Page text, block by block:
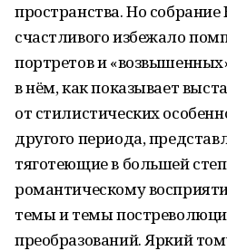
пространства. Но собрание
счастливого избежало
портретов и
в нём, как показывает
от стилистических
другого периода,
тяготеющие в большей
романтическому
темы и темы
преобразований. Яркий